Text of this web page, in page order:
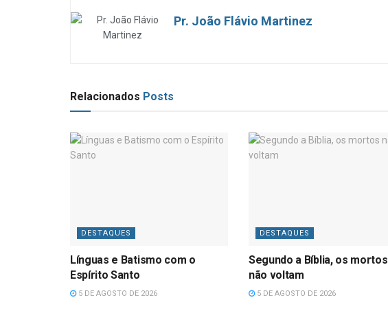
Pr. João Flávio Martinez
Relacionados Posts
DESTAQUES
Línguas e Batismo com o
Espírito Santo
5 DE AGOSTO DE 2026
DESTAQUES
Segundo a Bíblia, os mortos
não voltam
5 DE AGOSTO DE 2026